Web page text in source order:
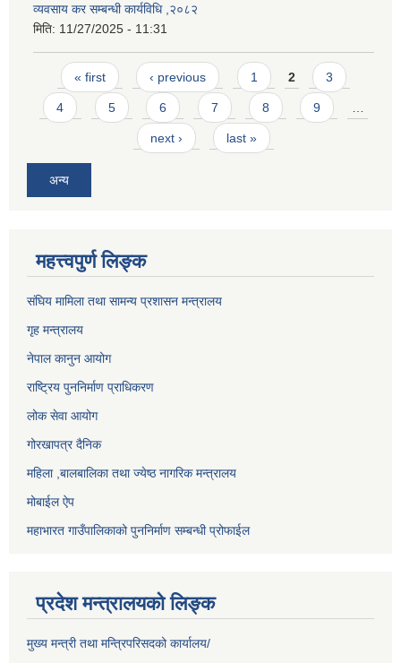
व्यवसाय कर सम्बन्धी कार्यविधि ,२०८२
मिति: 11/27/2025 - 11:31
Pages
« first ‹ previous 1 2 3
4 5 6 7 8 9
next › last »
अन्य
महत्त्वपुर्ण लिङ्क
संघिय मामिला तथा सामन्य प्रशासन मन्त्रालय
गृह मन्त्रालय
नेपाल कानुन आयोग
राष्ट्रिय पुननिर्माण प्राधिकरण
लोक सेवा आयोग
गोरखापत्र दैनिक
महिला ,बालबालिका तथा ज्येष्ठ नागरिक मन्त्रालय
मोबाईल ऐप
महाभारत गाउँपालिकाको पुननिर्माण सम्बन्धी प्रोफाईल
प्रदेश मन्त्रालयको लिङ्क
मुख्य मन्त्री तथा मन्त्रिपरिसदको कार्यालय/